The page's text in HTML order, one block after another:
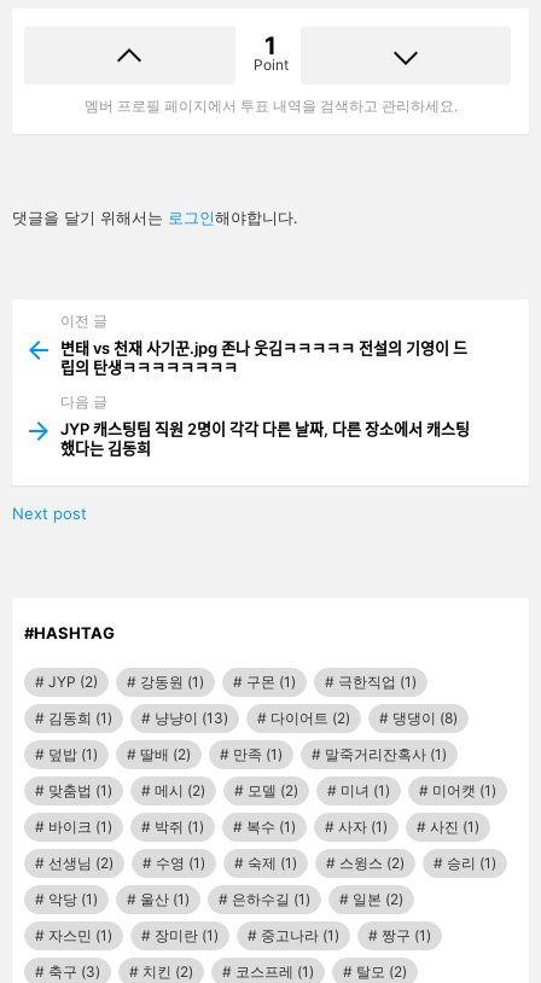
1
Point
멤버 프로필 페이지에서 투표 내역을 검색하고 관리하세요.
답
글
댓글을 달기 위해서는 로그인해야합니다.
more
이전 글
변태 vs 천재 사기꾼.jpg 존나 웃김ㅋㅋㅋㅋㅋ 전설의 기영이 드
립의 탄생ㅋㅋㅋㅋㅋㅋㅋㅋ
다음 글
JYP 캐스팅팀 직원 2명이 각각 다른 날짜, 다른 장소에서 캐스팅
했다는 김동희
Next post
#HASHTAG
JYP (2) 강동원 (1) 구몬 (1) 극한직업 (1)
김동희 (1) 냥냥이 (13) 다이어트 (2) 댕댕이 (8)
덮밥 (1) 딸배 (2) 만족 (1) 말죽거리잔혹사 (1)
맞춤법 (1) 메시 (2) 모델 (2) 미녀 (1) 미어캣 (1)
바이크 (1) 박쥐 (1) 복수 (1) 사자 (1) 사진 (1)
선생님 (2) 수영 (1) 숙제 (1) 스윙스 (2) 승리 (1)
악당 (1) 울산 (1) 은하수길 (1) 일본 (2)
자스민 (1) 장미란 (1) 중고나라 (1) 짱구 (1)
축구 (3) 치킨 (2) 코스프레 (1) 탈모 (2)